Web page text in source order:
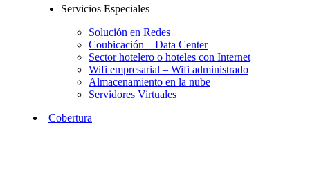
Servicios Especiales
Solución en Redes
Coubicación – Data Center
Sector hotelero o hoteles con Internet
Wifi empresarial – Wifi administrado
Almacenamiento en la nube
Servidores Virtuales
Cobertura